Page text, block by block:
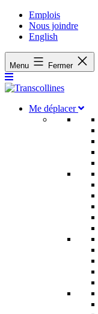
Emplois
Nous joindre
English
Menu Fermer
Me déplacer